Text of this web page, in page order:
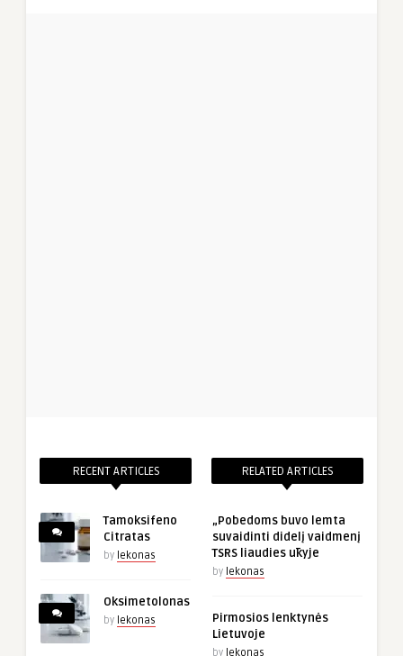
RECENT ARTICLES
Tamoksifeno
Citratas
by lekonas
Oksimetolonas
by lekonas
RELATED ARTICLES
„Pobedoms buvo lemta
suvaidinti didelį vaidmenį
TSRS liaudies ūkyje
by lekonas
Pirmosios lenktynės
Lietuvoje
by lekonas